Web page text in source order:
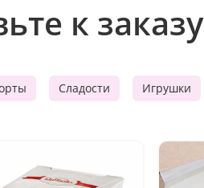
к заказу
Сладости Игрушки